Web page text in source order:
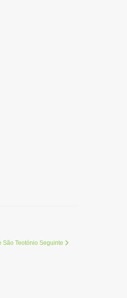
São Teotónio Seguinte